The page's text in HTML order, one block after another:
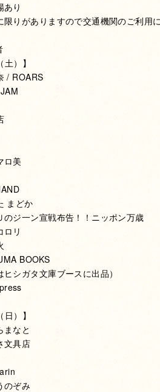
あり
限りがありますので交通機関のご利用
土）】
/ ROARS
ロ美
まどか
のジ一ン宣戦布告！！ニッポン万歳
ロリ
BOOKS
ヒシガタ文庫ブースに出品）
日）】
まなと
文具店
のぞみ